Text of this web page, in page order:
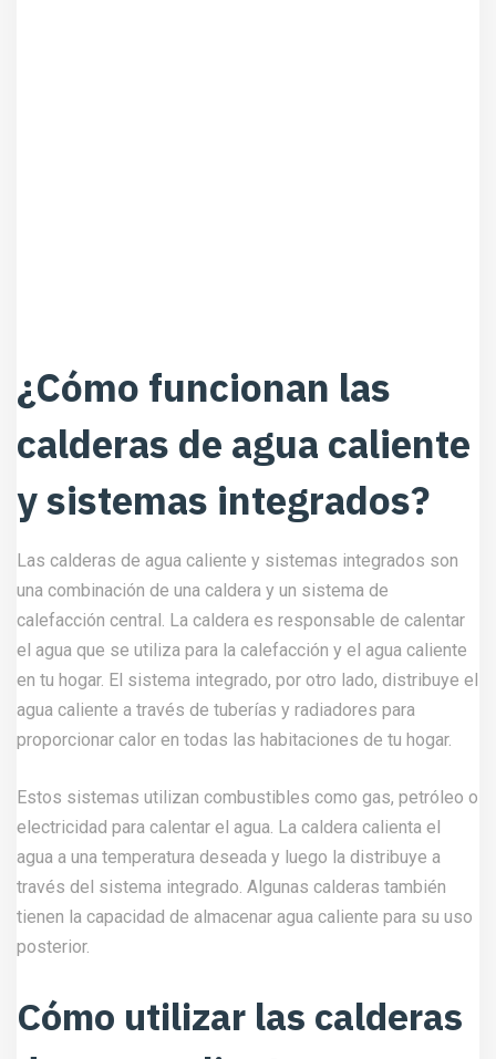
¿Cómo funcionan las
calderas de agua caliente
y sistemas integrados?
Las calderas de agua caliente y sistemas integrados son
una combinación de una caldera y un sistema de
calefacción central. La caldera es responsable de calentar
el agua que se utiliza para la calefacción y el agua caliente
en tu hogar. El sistema integrado, por otro lado, distribuye el
agua caliente a través de tuberías y radiadores para
proporcionar calor en todas las habitaciones de tu hogar.
Estos sistemas utilizan combustibles como gas, petróleo o
electricidad para calentar el agua. La caldera calienta el
agua a una temperatura deseada y luego la distribuye a
través del sistema integrado. Algunas calderas también
tienen la capacidad de almacenar agua caliente para su uso
posterior.
Cómo utilizar las calderas